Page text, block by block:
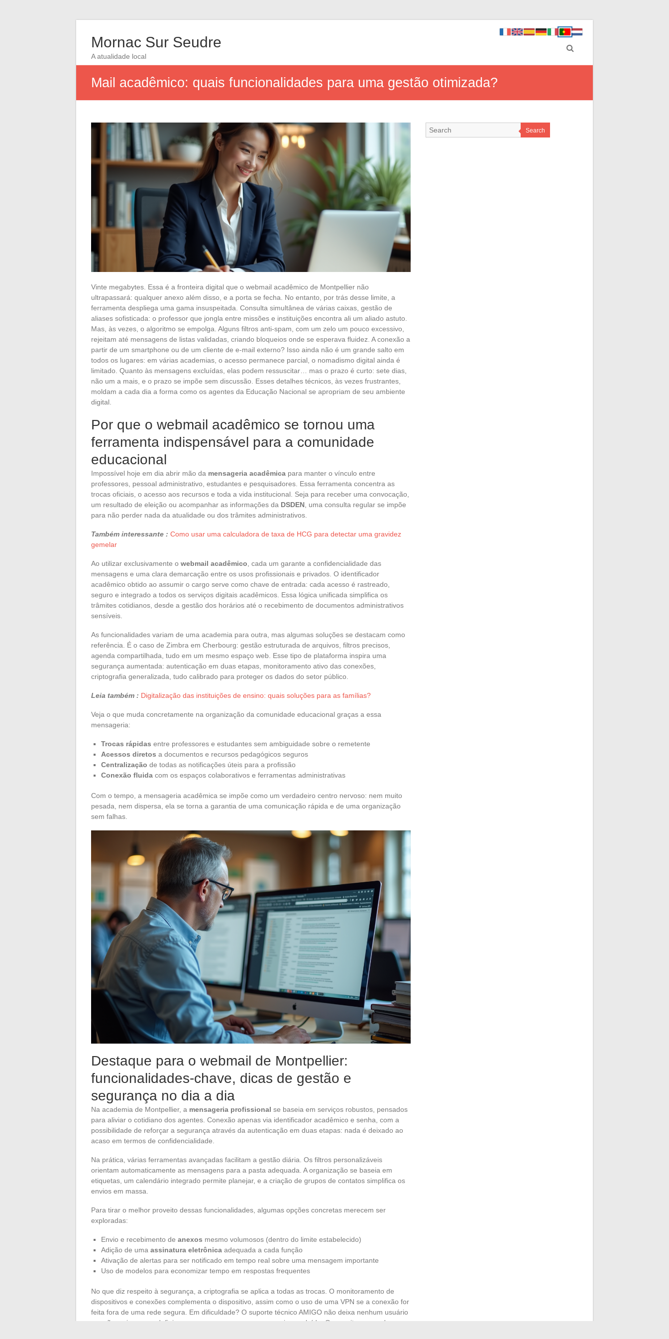
Mornac Sur Seudre
A atualidade local
Mail acadêmico: quais funcionalidades para uma gestão otimizada?
Vinte megabytes. Essa é a fronteira digital que o webmail acadêmico de Montpellier não
ultrapassará: qualquer anexo além disso, e a porta se fecha. No entanto, por trás desse limite, a
ferramenta despliega uma gama insuspeitada. Consulta simultânea de várias caixas, gestão de
aliases sofisticada: o professor que jongla entre missões e instituições encontra ali um aliado astuto.
Mas, às vezes, o algoritmo se empolga. Alguns filtros anti-spam, com um zelo um pouco excessivo,
rejeitam até mensagens de listas validadas, criando bloqueios onde se esperava fluidez. A conexão a
partir de um smartphone ou de um cliente de e-mail externo? Isso ainda não é um grande salto em
todos os lugares: em várias academias, o acesso permanece parcial, o nomadismo digital ainda é
limitado. Quanto às mensagens excluídas, elas podem ressuscitar… mas o prazo é curto: sete dias,
não um a mais, e o prazo se impõe sem discussão. Esses detalhes técnicos, às vezes frustrantes,
moldam a cada dia a forma como os agentes da Educação Nacional se apropriam de seu ambiente
digital.
Por que o webmail acadêmico se tornou uma
ferramenta indispensável para a comunidade
educacional
Impossível hoje em dia abrir mão da mensageria acadêmica para manter o vínculo entre
professores, pessoal administrativo, estudantes e pesquisadores. Essa ferramenta concentra as
trocas oficiais, o acesso aos recursos e toda a vida institucional. Seja para receber uma convocação,
um resultado de eleição ou acompanhar as informações da DSDEN , uma consulta regular se impõe
para não perder nada da atualidade ou dos trâmites administrativos.
Também interessante : Como usar uma calculadora de taxa de HCG para detectar uma gravidez
gemelar
Ao utilizar exclusivamente o webmail acadêmico , cada um garante a confidencialidade das
mensagens e uma clara demarcação entre os usos profissionais e privados. O identificador
acadêmico obtido ao assumir o cargo serve como chave de entrada: cada acesso é rastreado,
seguro e integrado a todos os serviços digitais acadêmicos. Essa lógica unificada simplifica os
trâmites cotidianos, desde a gestão dos horários até o recebimento de documentos administrativos
sensíveis.
As funcionalidades variam de uma academia para outra, mas algumas soluções se destacam como
referência. É o caso de Zimbra em Cherbourg: gestão estruturada de arquivos, filtros precisos,
agenda compartilhada, tudo em um mesmo espaço web. Esse tipo de plataforma inspira uma
segurança aumentada: autenticação em duas etapas, monitoramento ativo das conexões,
criptografia generalizada, tudo calibrado para proteger os dados do setor público.
Leia também : Digitalização das instituições de ensino: quais soluções para as famílias?
Veja o que muda concretamente na organização da comunidade educacional graças a essa
mensageria:
Trocas rápidas entre professores e estudantes sem ambiguidade sobre o remetente
Acessos diretos a documentos e recursos pedagógicos seguros
Centralização de todas as notificações úteis para a profissão
Conexão fluida com os espaços colaborativos e ferramentas administrativas
Com o tempo, a mensageria acadêmica se impõe como um verdadeiro centro nervoso: nem muito
pesada, nem dispersa, ela se torna a garantia de uma comunicação rápida e de uma organização
sem falhas.
Destaque para o webmail de Montpellier:
funcionalidades-chave, dicas de gestão e
segurança no dia a dia
Na academia de Montpellier, a mensageria profissional se baseia em serviços robustos, pensados
para aliviar o cotidiano dos agentes. Conexão apenas via identificador acadêmico e senha, com a
possibilidade de reforçar a segurança através da autenticação em duas etapas: nada é deixado ao
acaso em termos de confidencialidade.
Na prática, várias ferramentas avançadas facilitam a gestão diária. Os filtros personalizáveis
orientam automaticamente as mensagens para a pasta adequada. A organização se baseia em
etiquetas, um calendário integrado permite planejar, e a criação de grupos de contatos simplifica os
envios em massa.
Para tirar o melhor proveito dessas funcionalidades, algumas opções concretas merecem ser
exploradas:
Envio e recebimento de anexos mesmo volumosos (dentro do limite estabelecido)
Adição de uma assinatura eletrônica adequada a cada função
Ativação de alertas para ser notificado em tempo real sobre uma mensagem importante
Uso de modelos para economizar tempo em respostas frequentes
No que diz respeito à segurança, a criptografia se aplica a todas as trocas. O monitoramento de
dispositivos e conexões complementa o dispositivo, assim como o uso de uma VPN se a conexão for
feita fora de uma rede segura. Em dificuldade? O suporte técnico AMIGO não deixa nenhum usuário
na mão, seja para redefinir um acesso ou recuperar um arquivo excluído. O respeito ao quadro
Search